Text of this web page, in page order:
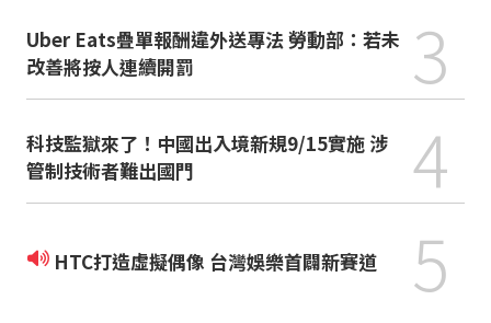
Uber Eats疊單報酬違外送專法 勞動部：若未
改善將按人連續開罰
3
科技監獄來了！中國出入境新規9/15實施 涉
管制技術者難出國門
4
HTC打造虛擬偶像 台灣娛樂首闢新賽道 5